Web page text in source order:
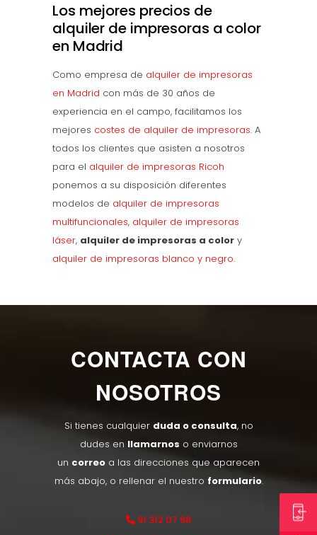
Los mejores precios de
alquiler de impresoras a color
en Madrid
Como empresa de alquiler de impresoras
en Madrid con más de 30 años de
experiencia en el campo, facilitamos los
mejores costes de alquiler de impresoras. A
todos los clientes que asisten a nosotros
para el alquiler de impresoras Ricoh
ponemos a su disposición diferentes
modelos de alquiler de impresoras
multifuncionales, alquiler de impresoras
láser, alquiler de impresoras a color y
alquiler de impresoras blanco y negro.
CONTACTA CON
NOSOTROS
Si tienes cualquier duda o consulta, no
dudes en llamarnos o enviarnos
un correo a las direcciones que aparecen
más abajo, o rellenar el nuestro formulario.
91 312 07 98